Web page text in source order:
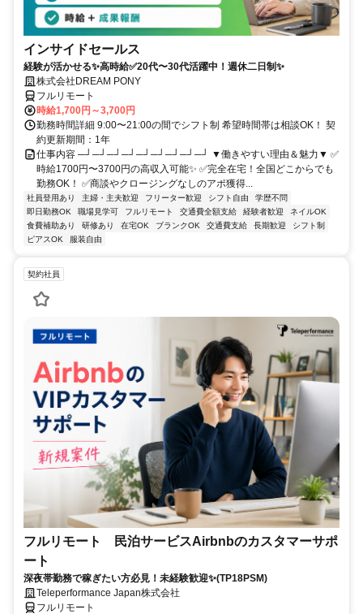
インサイドセールス
経験が活かせる✨高時給✅20代〜30代活躍中！週休二日制✨
株式会社DREAM PONY
フルリモート
時給1,700円～3,700円
勤務時間詳細 9:00〜21:00の間でシフト制 希望時間帯は相談OK！ 契
約更新期間：1年
仕事内容 ─┘─┘─┘─┘─┘─┘─┘─┘─┘ ▼働きやすい理由＆魅力▼ ✅
時給1700円〜3700円の高収入可能✨ ✅完全在宅！全国どこからでも
勤務OK！ ✅商談やクロージングなしのアポ獲得...
社員登用あり 主婦・主夫歓迎 フリーター歓迎 シフト自由
学歴不問
即日勤務OK
職場見学可 フルリモート 交通費全額支給 経験者歓迎
ネイルOK
食費補助あり
研修あり 在宅OK ブランクOK 交通費支給 長期歓迎
シフト制
ピアスOK
服装自由
契約社員
フルリモート 民泊サービスAirbnbのカスタマーサポ
ート
深夜帯勤務で稼ぎたい方必見！未経験歓迎✨(TP18PSM)
Teleperformance Japan株式会社
フルリモート